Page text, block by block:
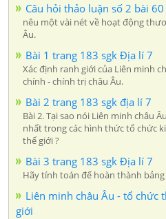
Câu hỏi thảo luận số 2 bài
nêu một vài nét về hoạt động
Âu.
Bài 1 trang 183 sgk Địa lí 7
Xác định ranh giới của Liên minh
chính - chính trị châu Âu.
Bài 2 trang 183 sgk địa lí 7
Bài 2. Tại sao nói Liên minh châu
nhất trong các hình thức tổ chức
thế giới ?
Bài 3 trang 183 sgk Địa lí 7
Hãy tính toán để hoàn thành bảng
Liên minh châu Âu - tổ chức
giới